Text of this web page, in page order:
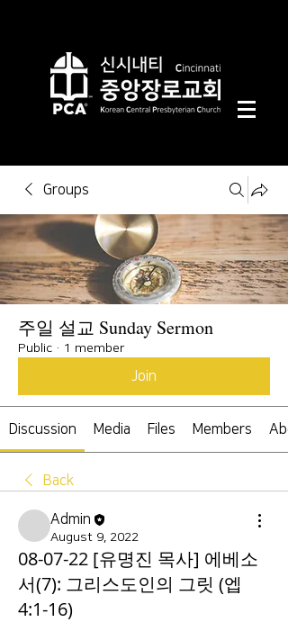
Groups
주일 설교 Sunday Sermon
Public · 1 member
Join
Discussion Media Files Members
Back
Admin
August 9, 2022
08-07-22 [유명진 목사] 에베소
서(7): 그리스도인의 그릿 (엡
4:1-16)